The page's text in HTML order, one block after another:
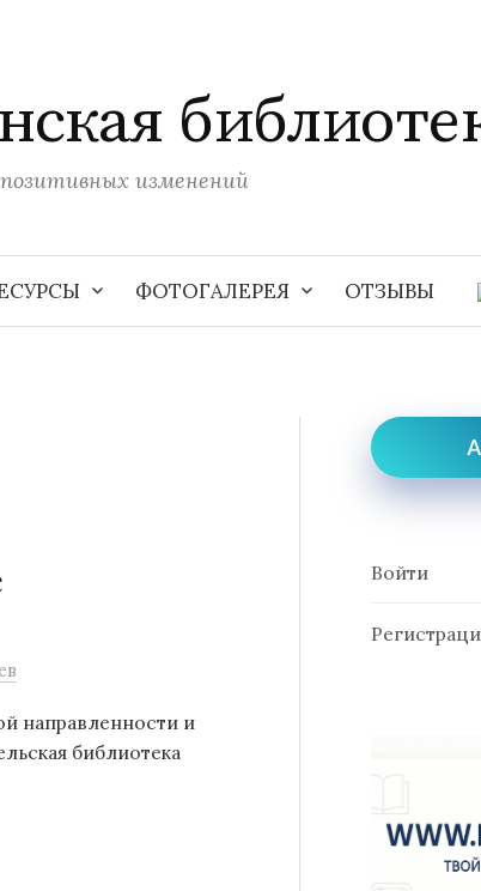
изменений
ФОТОГАЛЕРЕЯ ОТЗЫВЫ
направленности и
библиотека
Войти